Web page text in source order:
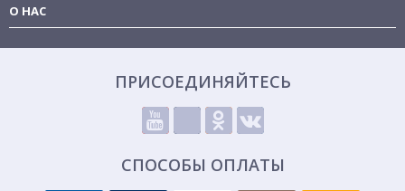
О НАС
ПРИСОЕДИНЯЙТЕСЬ
СПОСОБЫ ОПЛАТЫ